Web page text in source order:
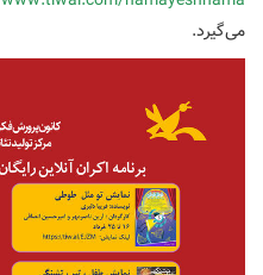
می‌گیرد.